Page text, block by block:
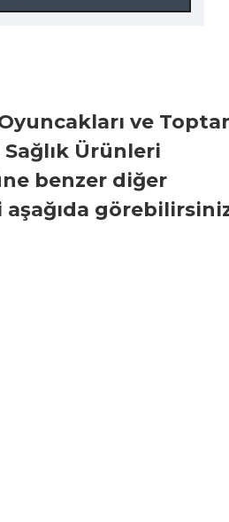
ve
Sağlık Ürünleri
benzer diğer